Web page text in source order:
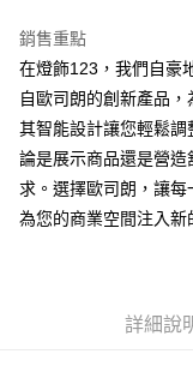
悠遊付
Google Pay
全盈+PAY
AFTEE先享後付
相關說明
【關於「AFTEE先享後付
３．安心：先確認商品／
銷售重點
在燈飾123，我們自豪
自歐司朗的創新產品
其智能設計讓您輕鬆
論是展示商品還是營
求。選擇歐司朗，讓每
為您的商業空間注入新
詳細說